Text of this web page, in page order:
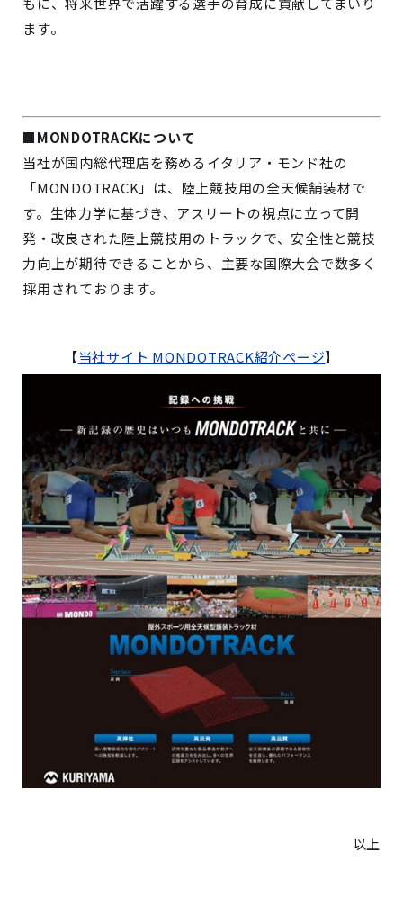
ます。
■MONDOTRACKについて
当社が国内総代理店を務めるイタリア・モンド社の
「MONDOTRACK」は、陸上競技用の全天候舗装材で
す。生体力学に基づき、アスリートの視点に立って開
発・改良された陸上競技用のトラックで、安全性と競技
力向上が期待できることから、主要な国際大会で数多く
採用されております。
【当社サイト MONDOTRACK紹介ページ】
以上